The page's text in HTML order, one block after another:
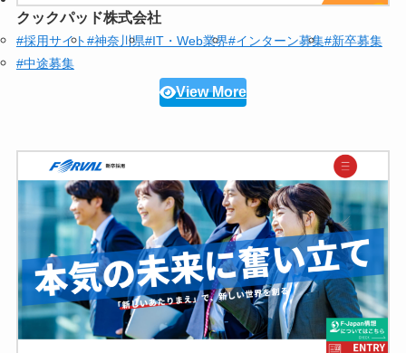
クックパッド株式会社
#採用サイト#神奈川県#IT・Web業界#インターン募集#新卒募集
#中途募集
View More